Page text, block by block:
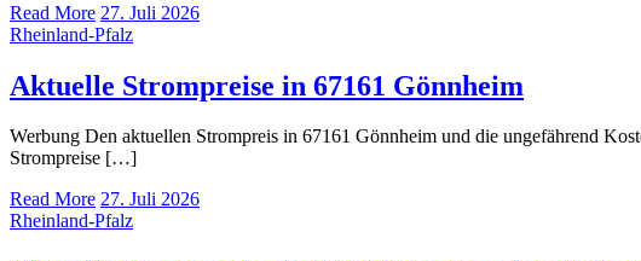
Read More 27. Juli 2026
Rheinland-Pfalz
Aktuelle Strompreise in 67161 Gönnheim
Werbung Den aktuellen Strompreis in 67161 Gönnheim und die ungefährend
Strompreise […]
Read More 27. Juli 2026
Rheinland-Pfalz